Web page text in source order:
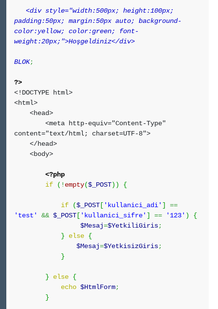
<div style="width:500px; height:100px;
padding:50px; margin:50px auto; background-
color:yellow; color:green; font-
weight:20px;">Hoşgeldiniz</div>
BLOK;
?>
<!DOCTYPE html>
<html>
<head>
<meta http-equiv="Content-Type"
content="text/html; charset=UTF-8">
</head>
<body>
<?php
if
( ! empty($_POST) ) {
if ($_POST [ 'kullanici_adi' ]
==
'test'
&& $_POST [ 'kullanici_sifre' ] == '123' )
{
$Mesaj=$YetkiliGiris;
}
else {
$Mesaj=$YetkisizGiris;
}
} else {
echo $HtmlForm;
}